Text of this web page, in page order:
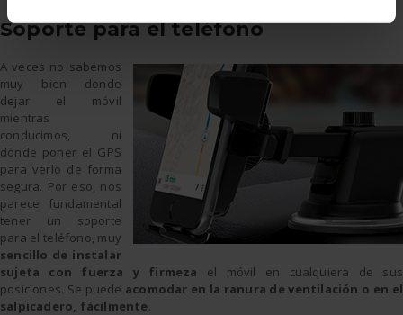
Soporte para el teléfono
A veces no sabemos
muy bien donde
dejar el móvil
mientras
conducimos, ni
dónde poner el GPS
para verlo de forma
segura. Por eso, nos
parece fundamental
tener un soporte
para el teléfono, muy
sencillo de instalar
sujeta con fuerza y firmeza el móvil en cualquiera de sus
posiciones. Se puede acomodar en la ranura de ventilación o en el
salpicadero, fácilmente.